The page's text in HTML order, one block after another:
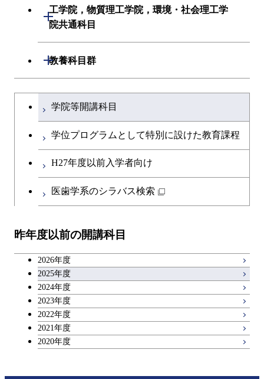
共通専門科目
創造プロセス科目
共通専門科目
創造プロセス科目
共通専門科目
建築学系
融合理工学系
初年次専門科目
共通専門科目
工学院，物質理工学院，環境・社会理工学
院共通科目
開閉
工学院，物質理工学院，環境・社会
教養科目群
開閉
文系教養科目
英語科目
第二外国語科目
アントレプレナーシップ科目
学士課程を切り替える
学院等開講科目
学位プログラムとして特別に設けた教育課程
H27年度以前入学者向け
医歯学系のシラバス検索
昨年度以前の開講科目
2026年度
2025年度
2024年度
2023年度
2022年度
2021年度
2020年度